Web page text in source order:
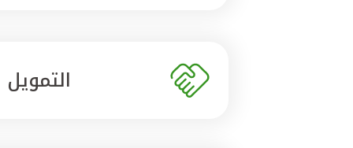
التمويل